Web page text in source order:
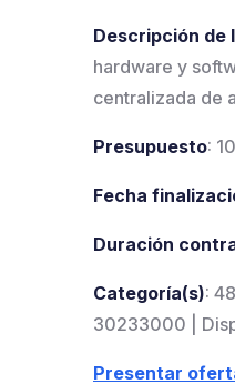
Descripción de
hardware y
centralizada de
Presupuesto:
Fecha
Duración
Categoría(s):
30233000 |
Presentar